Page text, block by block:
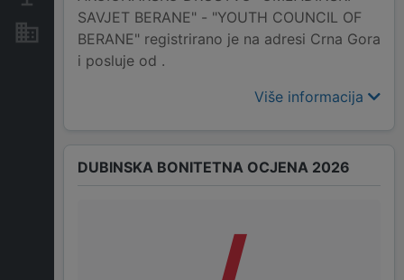
Nekretnine i imovina
SAVJET BERANE" - "YOUTH COUNCIL OF
BERANE" registrirano je na adresi Crna Gora
i posluje od .
Više informacija
DUBINSKA BONITETNA OCJENA 2026